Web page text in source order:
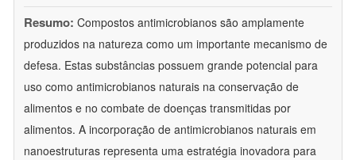
Resumo: Compostos antimicrobianos são amplamente
produzidos na natureza como um importante mecanismo de
defesa. Estas substâncias possuem grande potencial para
uso como antimicrobianos naturais na conservação de
alimentos e no combate de doenças transmitidas por
alimentos. A incorporação de antimicrobianos naturais em
nanoestruturas representa uma estratégia inovadora para